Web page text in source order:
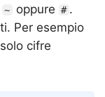
~ oppure # .
Per esempio
cifre